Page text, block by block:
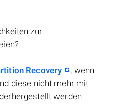
zur
Recovery
, wenn
diese nicht mehr mit
werden